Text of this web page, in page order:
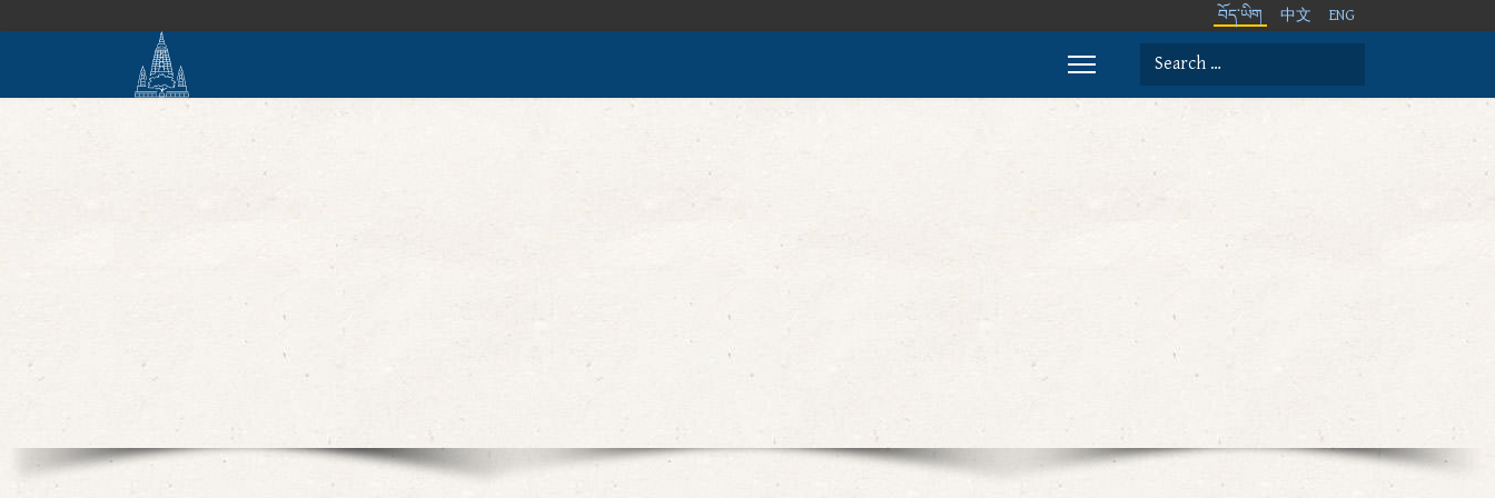
བོད་ཡིག 中文 ENG
Search
Type 2 or more characters for results.